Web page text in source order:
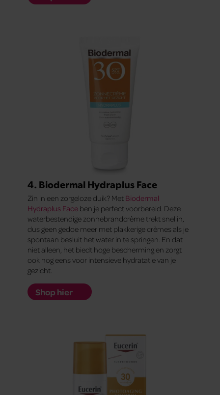
4. Biodermal Hydraplus Face
Zin in een zorgeloze duik? Met Biodermal
Hydraplus Face ben je perfect voorbereid. Deze
waterbestendige zonnebrandcrème trekt snel in,
dus geen gedoe meer met plakkerige crèmes als je
spontaan besluit het water in te springen. En dat
niet alleen, het biedt hoge bescherming en zorgt
ook nog eens voor intensieve hydratatie van je
gezicht.
Shop hier